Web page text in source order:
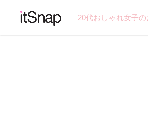
20代おしゃれ女子